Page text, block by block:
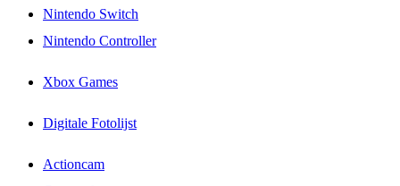
Nintendo Switch
Nintendo Controller
Xbox Games
Digitale Fotolijst
Actioncam